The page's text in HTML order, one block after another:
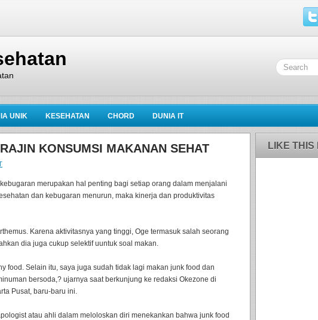
UNIK KESEHATAN CHORD DUNIA IT
KONSUMSI MAKANAN SEHAT
merupakan hal penting bagi setiap orang dalam menjalani
dan kebugaran menurun, maka kinerja dan produktivitas
Karena aktivitasnya yang tinggi, Oge termasuk salah seorang
dia juga cukup selektif uuntuk soal makan.
food. Selain itu, saya juga sudah tidak lagi makan junk food dan
bersoda,? ujarnya saat berkunjung ke redaksi Okezone di
Pusat, baru-baru ini.
atau ahli dalam meloloskan diri menekankan bahwa junk food
LIKE THIS